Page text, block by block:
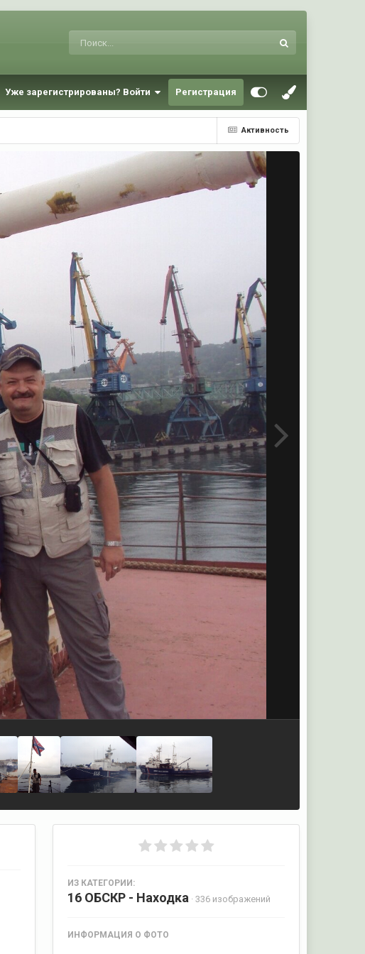
Уже зарегистрированы? Войти Регистрация
Активность
ИЗ КАТЕГОРИИ:
16 ОБСКР - Находка · 336 изображений
ИНФОРМАЦИЯ О ФОТО